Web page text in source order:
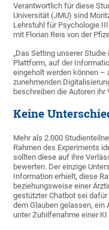
Verantwortlich für diese
Universität (JMU) sind
Lehrstuhl für Psychologie
mit Florian Reis von der
„Das Setting unserer
Plattform, auf der
eingeholt werden können –
zunehmenden
beschreiben die Autoren ihr
Keine
Mehr als 2.000
Rahmen des Experiments
sollten diese auf ihre
bewerten. Der einzige
Information erhielt, diese
beziehungsweise einer
gestützter Chatbot sei
dem Glauben gelassen, ein
unter Zuhilfenahme einer